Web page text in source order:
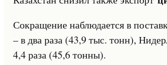
Сокращение наблюдается в
– в два раза (43,9 тыс. тонн),
4,4 раза (45,6 тонны).